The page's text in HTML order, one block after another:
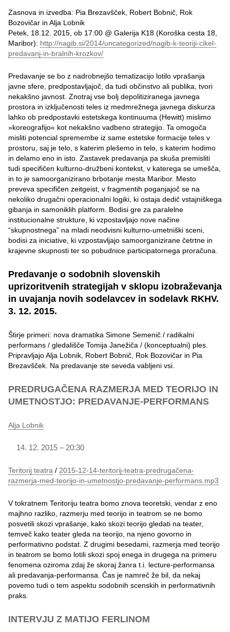
Zasnova in izvedba: Pia Brezavšček, Robert Bobnič, Rok
Bozovičar in Alja Lobnik
Petek, 18.12. 2015, ob 17:00 @ Galerija K18 (Koroška cesta 18,
Maribor): http://nagib.si/2014/uncategorized/nagib-k-teoriji-cikel-
predavanj-in-bralnih-krozkov/
Predavanje se bo z nadrobnejšo tematizacijo lotilo vprašanja
javne sfere, predpostavljajoč, da tudi občinstvo ali publika, tvori
nekakšno javnost. Znotraj vse bolj depolitiziranega javnega
prostora in izključenosti teles iz medmrežnega javnega diskurza
lahko ob predpostavki estetskega kontinuuma (Hewitt) mislimo
»koreografijo« kot nekakšno vadbeno strategijo. Ta omogoča
misliti potencial spremembe iz same estetske formacije teles v
prostoru, saj je telo, s katerim plešemo in telo, s katerim hodimo
in delamo eno in isto. Zastavek predavanja pa skuša premisliti
tudi specifičen kulturno-družbeni kontekst, v katerega se umešča,
in to je samoorganizirano brbotanje mesta Maribor. Mesto
preveva specifičen zeitgeist, v fragmentih poganjajoč se na
nekoliko drugačni operacionalni logiki, ki ostaja dedič vstajniškega
gibanja in samoniklih platform. Bodisi gre za paralelne
institucionalne strukture, ki vzpostavljajo nove načine
“skupnostnega” na mladi neodvisni kulturno-umetniški sceni,
bodisi za iniciative, ki vzpostavljajo samoorganizirane četrtne in
krajevne skupnosti ter so pobudnice participatornega proračuna.
Predavanje o sodobnih slovenskih
uprizoritvenih strategijah v sklopu izobraževanja
in uvajanja novih sodelavcev in sodelavk RKHV.
3. 12. 2015.
Štirje primeri: nova dramatika Simone Semenič / radikalni
performans / gledališče Tomija Janežiča / (konceptualni) ples.
Pripravljajo Alja Lobnik, Robert Bobnič, Rok Bozovičar in Pia
Brezavšček. Na predavanje ste seveda vabljeni vsi.
PREDRUGAČENA RAZMERJA MED TEORIJO IN
UMETNOSTJO: PREDAVANJE-PERFORMANS
Alja Lobnik
12. 2015 – 20:30
Teritorij teatra / 2015-12-14-teritorij-teatra-predrugačena-
razmerja-med-teorijo-in-umetnostjo-predavanje-performans.mp3
V tokratnem Teritoriju teatra bomo znova teoretski, vendar z eno
majhno razliko, razmerju med teorijo in teatrom se ne bomo
posvetili skozi vprašanje, kako skozi teorijo gledati na teater,
temveč kako teater gleda na teorijo, na njeno govorno in
performativno podstat. Z drugimi besedami, razmerja med teorijo
in teatrom se bomo lotili skozi spoj enega in drugega na primeru
fenomena oziroma zdaj že skoraj žanra t.i. lecture-performansa
ali predavanja-performansa. Čas je namreč že bil, da nekaj
povemo tudi o tem aspektu sodobnih scenskih in performativnih
praks.
INTERVJU Z MATIJO FERLINOM